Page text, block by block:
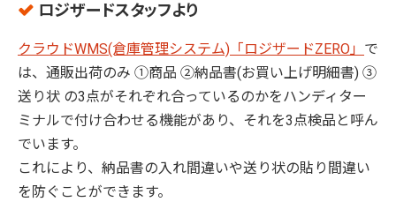
ロジザードスタッフより
クラウドWMS(倉庫管理システム)「ロジザードZERO」 で
は、通販出荷のみ ①商品 ②納品書(お買い上げ明細書) ③
送り状 の3点がそれぞれ合っているのかをハンディター
ミナルで付け合わせる機能があり、それを3点検品と呼ん
でいます。
これにより、納品書の入れ間違いや送り状の貼り間違い
を防ぐことができます。